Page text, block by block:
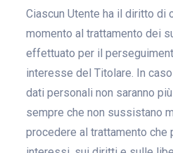
Ciascun Utente ha il diritto di
momento al trattamento dei
effettuato per il
interesse del Titolare. In
dati personali non saranno
sempre che non sussistano
procedere al trattamento che